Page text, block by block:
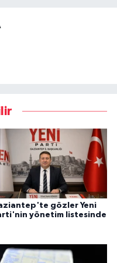
gözler Yeni
yönetim listesinde